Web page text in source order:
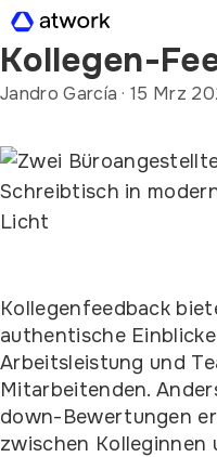
Was sind
Kollegen-
Jandro García ·15 Mrz
Kollegenfeedback
authentische
Arbeitsleistung und
Mitarbeitenden.
down-Bewertungen
zwischen Kolleginnen